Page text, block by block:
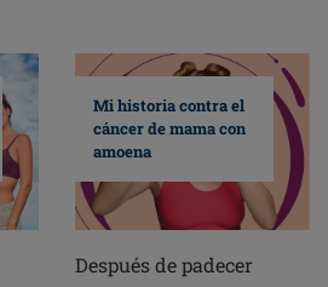
Mi historia contra el
cáncer de mama con
amoena
Después de padecer